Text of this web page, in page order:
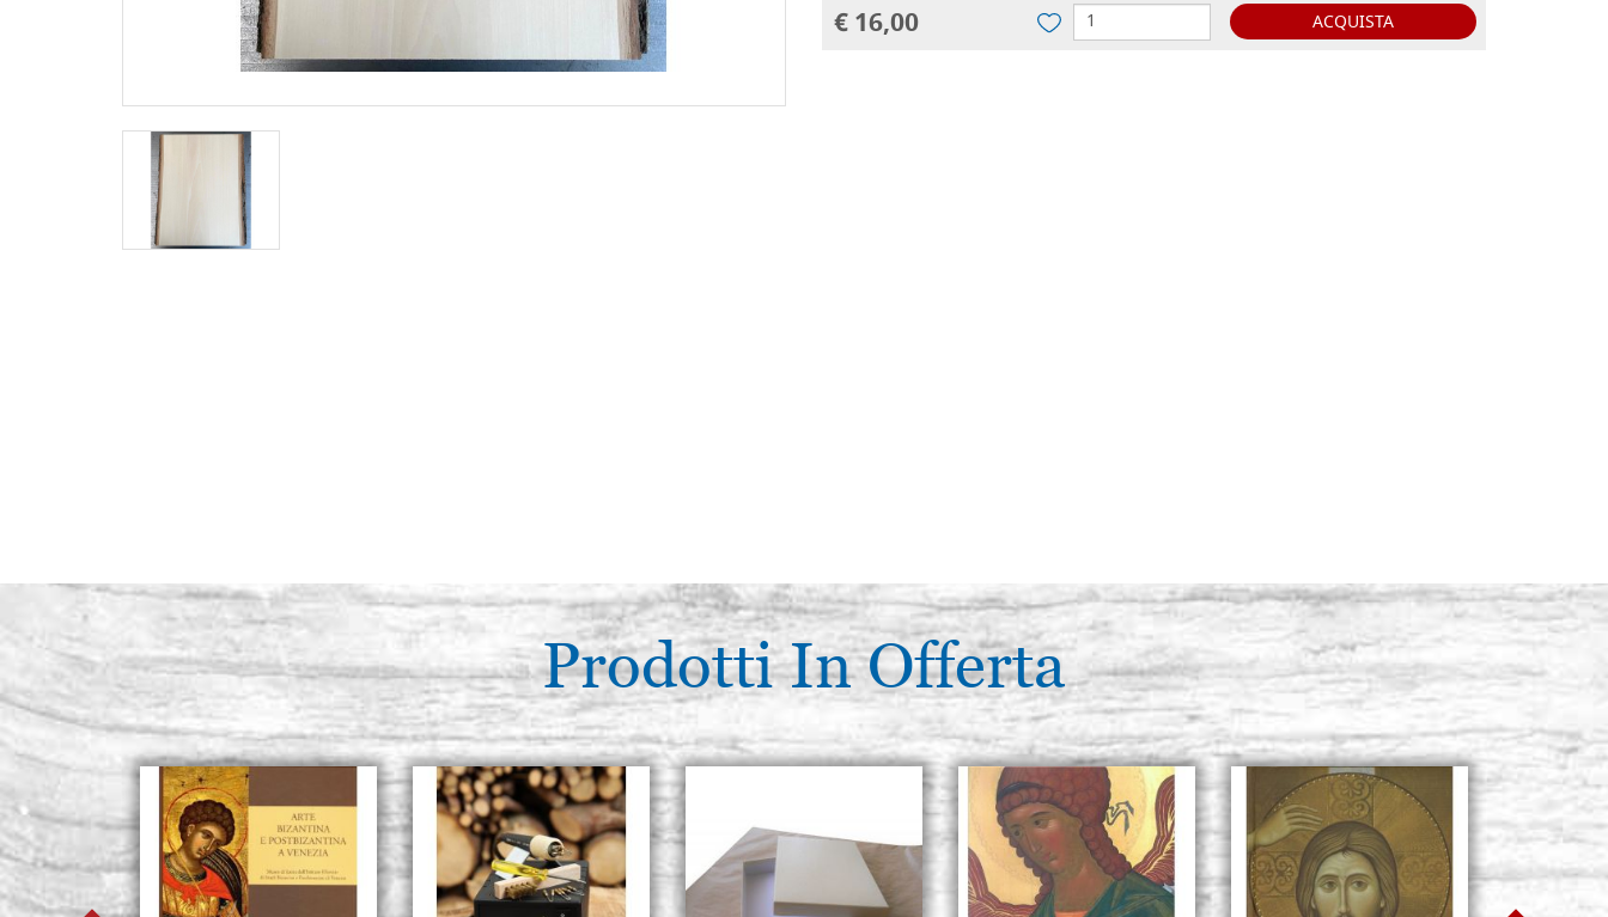
€ 16,00 ACQUISTA
Prodotti In Offerta